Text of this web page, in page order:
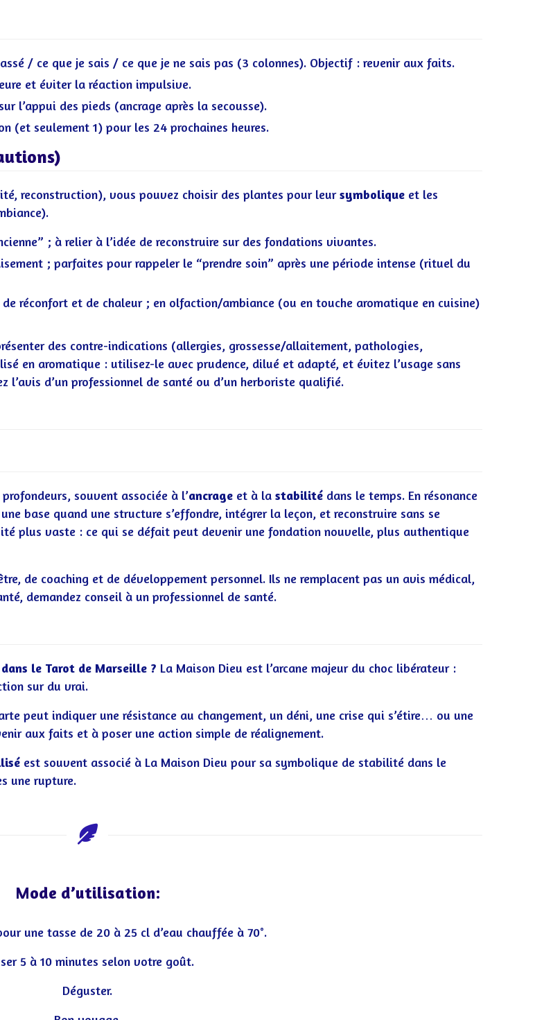
/ ce que je sais / ce que je ne sais pas (3 colonnes). Objectif : revenir aux faits.
et éviter la réaction impulsive.
l’appui des pieds (ancrage après la secousse).
(et seulement 1) pour les 24 prochaines heures.
reconstruction), vous pouvez choisir des plantes pour leursymbolique et les
; à relier à l’idée de reconstruire sur des fondations vivantes.
; parfaites pour rappeler le “prendre soin” après une période intense (rituel du
réconfort et de chaleur ; en olfaction/ambiance (ou en touche aromatique en cuisine)
des contre-indications (allergies, grossesse/allaitement, pathologies,
en aromatique : utilisez-le avec prudence, dilué et adapté, et évitez l’usage sans
l’avis d’un professionnel de santé ou d’un herboriste qualifié.
souvent associée à l’ancrage et à la stabilité dans le temps. En résonance
base quand une structure s’effondre, intégrer la leçon, et reconstruire sans se
plus vaste : ce qui se défait peut devenir une fondation nouvelle, plus authentique
de coaching et de développement personnel. Ils ne remplacent pas un avis médical,
demandez conseil à un professionnel de santé.
le Tarot de Marseille ? La Maison Dieu est l’arcane majeur du choc libérateur :
sur du vrai.
peut indiquer une résistance au changement, un déni, une crise qui s’étire… ou une
aux faits et à poser une action simple de réalignement.
est souvent associé à La Maison Dieu pour sa symbolique de stabilité dans le
une rupture.
Mode d’utilisation:
une tasse de 20 à 25 cl d’eau chauffée à 70°.
5 à 10 minutes selon votre goût.
Déguster.